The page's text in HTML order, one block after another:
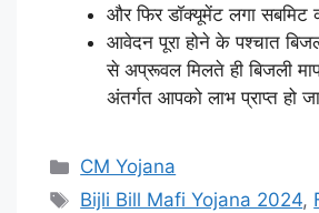
और फिर डॉक्यूमेंट लगा सबमिट
आवेदन पूरा होने के पश्चात
से अप्रूवल मिलते ही बिजली
अंतर्गत आपको लाभ प्राप्त हो
Categories
CM Yojana
Tags
Bijli Bill Mafi Yojana 2024,